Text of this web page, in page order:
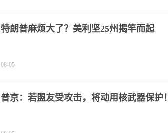
特朗普麻烦大了？美利坚25州揭竿而起
08-05
普京：若盟友受攻击，将动用核武器保护！